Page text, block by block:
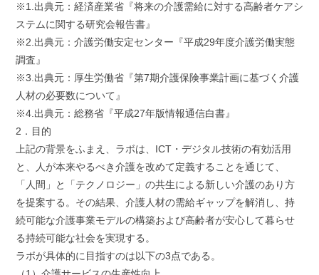
※1.出典元：経済産業省『将来の介護需給に対する高齢者ケアシ
ステムに関する研究会報告書』
※2.出典元：介護労働安定センター『平成29年度介護労働実態
調査』
※3.出典元：厚生労働省『第7期介護保険事業計画に基づく介護
人材の必要数について』
※4.出典元：総務省『平成27年版情報通信白書』
2．目的
上記の背景をふまえ、ラボは、ICT・デジタル技術の有効活用
と、人が本来やるべき介護を改めて定義することを通じて、
「人間」と「テクノロジー」の共生による新しい介護のあり方
を提案する。その結果、介護人材の需給ギャップを解消し、持
続可能な介護事業モデルの構築および高齢者が安心して暮らせ
る持続可能な社会を実現する。
ラボが具体的に目指すのは以下の3点である。